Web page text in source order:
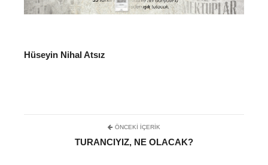
Hüseyin Nihal Atsız
ÖNCEKI İÇERIK
TURANCIYIZ, NE OLACAK?